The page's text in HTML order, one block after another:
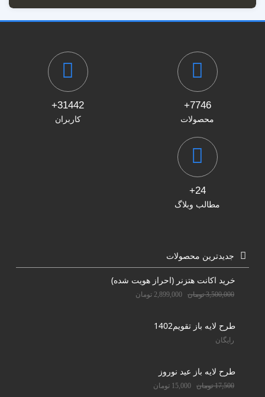
7746+
محصولات
31442+
کاربران
24+
مطالب وبلاگ
جدیدترین محصولات
خرید اکانت هتزنر (احراز هویت شده)
3,500,000 تومان 2,899,000 تومان
طرح لایه باز تقویم1402
رایگان
طرح لایه باز عید نوروز
17,500 تومان 15,000 تومان